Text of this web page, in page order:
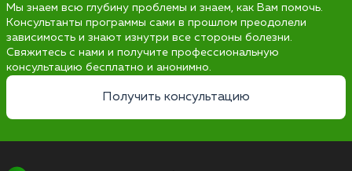
Мы знаем всю глубину проблемы и знаем, как Вам помочь.
Консультанты программы сами в прошлом преодолели
зависимость и знают изнутри все стороны болезни.
Свяжитесь с нами и получите профессиональную
консультацию бесплатно и анонимно.
Получить консультацию